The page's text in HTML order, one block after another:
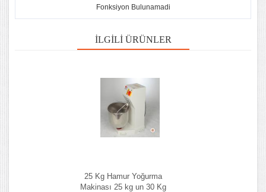
Fonksiyon Bulunamadi
İLGILI ÜRÜNLER
25 Kg Hamur Yoğurma
Makinası 25 kg un 30 Kg